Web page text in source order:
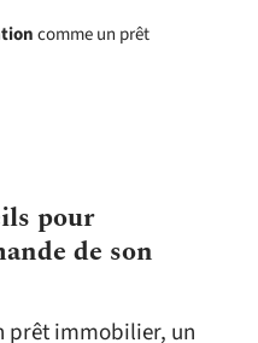
comme un prêt
pour
de son
prêt immobilier, un